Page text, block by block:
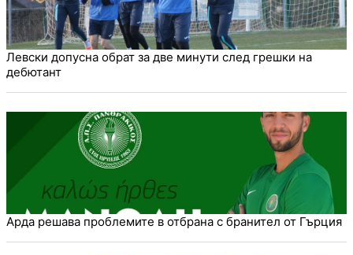
Левски допусна обрат за две минути след грешки на
дебютант
Арда решава проблемите в отбрана с бранител от Гърция